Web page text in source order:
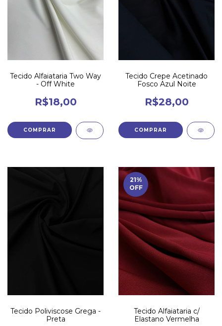
Tecido Alfaiataria Two Way
- Off White
R$18,00
Tecido Crepe Acetinado
Fosco Azul Noite
R$28,00
Tecido Poliviscose Grega -
Preta
21%
OFF
Tecido Alfaiataria c/
Elastano Vermelha